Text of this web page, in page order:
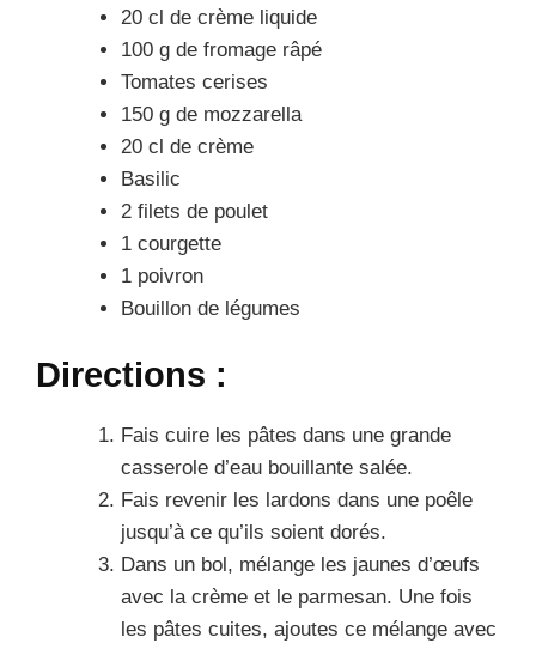
20 cl de crème liquide
100 g de fromage râpé
Tomates cerises
150 g de mozzarella
20 cl de crème
Basilic
2 filets de poulet
1 courgette
1 poivron
Bouillon de légumes
Directions :
Fais cuire les pâtes dans une grande
casserole d’eau bouillante salée.
Fais revenir les lardons dans une poêle
jusqu’à ce qu’ils soient dorés.
Dans un bol, mélange les jaunes d’œufs
avec la crème et le parmesan. Une fois
les pâtes cuites, ajoutes ce mélange avec